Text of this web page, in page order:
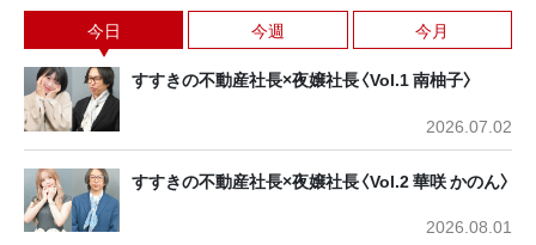
今日 今週 今月
すすきの不動産社長×夜嬢社長〈Vol.1 南柚子〉
2026.07.02
すすきの不動産社長×夜嬢社長〈Vol.2 華咲 かのん〉
2026.08.01